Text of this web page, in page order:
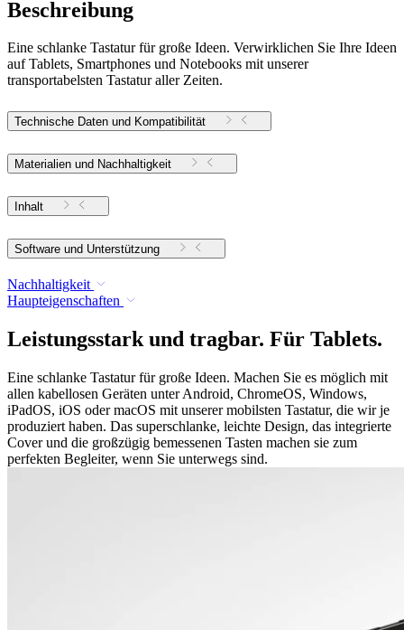
Beschreibung
Eine schlanke Tastatur für große Ideen. Verwirklichen Sie Ihre Ideen
auf Tablets, Smartphones und Notebooks mit unserer
transportabelsten Tastatur aller Zeiten.
Technische Daten und Kompatibilität
Materialien und Nachhaltigkeit
Inhalt
Software und Unterstützung
Nachhaltigkeit
Haupteigenschaften
Leistungsstark und tragbar. Für Tablets.
Eine schlanke Tastatur für große Ideen. Machen Sie es möglich mit
allen kabellosen Geräten unter Android, ChromeOS, Windows,
iPadOS, iOS oder macOS mit unserer mobilsten Tastatur, die wir je
produziert haben. Das superschlanke, leichte Design, das integrierte
Cover und die großzügig bemessenen Tasten machen sie zum
perfekten Begleiter, wenn Sie unterwegs sind.